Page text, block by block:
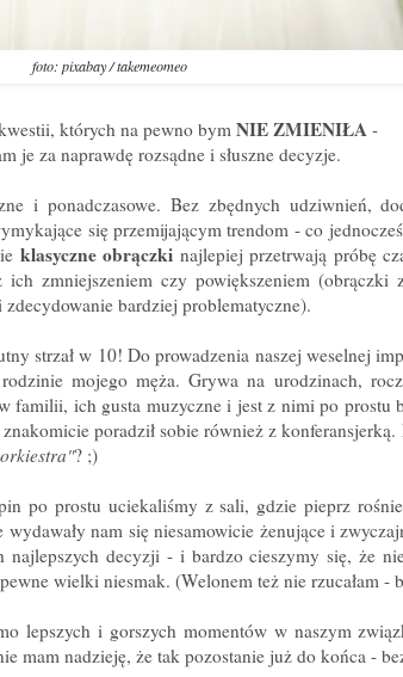
foto: pixabay / takemeomeo
których na pewno bym NIE ZMIENIŁA-
je za naprawdę rozsądne i słuszne decyzje.
i ponadczasowe. Bez zbędnych udziwnień,
się przemijającym trendom - co
klasyczne obrączki najlepiej przetrwają próbę
zmniejszeniem czy powiększeniem (obrączki
bardziej problematyczne).
strzał w 10! Do prowadzenia naszej weselnej
mojego męża. Grywa na urodzinach,
familii, ich gusta muzyczne i jest z nimi po prostu
poradził sobie również z
? ;)
po prostu uciekaliśmy z sali, gdzie pieprz
nam się niesamowicie żenujące i
najlepszych decyzji - i bardzo cieszymy się, że
wielki niesmak. (Welonem też nie rzucałam -
lepszych i gorszych momentów w naszym
mam nadzieję, że tak pozostanie już do końca -